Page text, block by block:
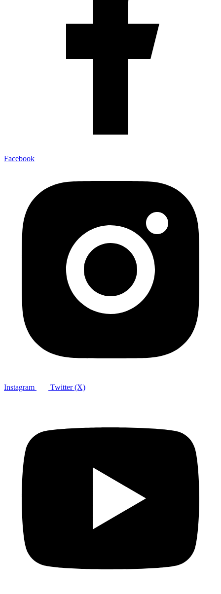
Facebook
Instagram Twitter (X)